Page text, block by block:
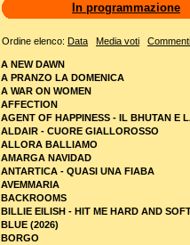
In programmazione
Ordine elenco: Data Media voti Commenti
A NEW DAWN
A PRANZO LA DOMENICA
A WAR ON WOMEN
AFFECTION
AGENT OF HAPPINESS - IL BHUTAN E
ALDAIR - CUORE GIALLOROSSO
ALLORA BALLIAMO
AMARGA NAVIDAD
ANTARTICA - QUASI UNA FIABA
AVEMMARIA
BACKROOMS
BILLIE EILISH - HIT ME HARD AND
BLUE (2026)
BORGO